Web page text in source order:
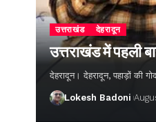
उत्तराखंड देहरादून
उत्तराखंड में पहली
देहरादून। देहरादून, पहाड़ों की
Lokesh Badoni